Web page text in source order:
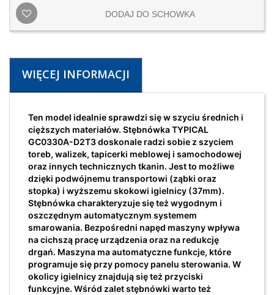
DODAJ DO SCHOWKA
WIĘCEJ INFORMACJI
Ten model idealnie sprawdzi się w szyciu średnich i
cięższych materiałów. Stębnówka TYPICAL
GC0330A-D2T3 doskonale radzi sobie z szyciem
toreb, walizek, tapicerki meblowej i samochodowej
oraz innych technicznych tkanin. Jest to możliwe
dzięki podwójnemu transportowi (ząbki oraz
stopka) i wyższemu skokowi igielnicy (37mm).
Stębnówka charakteryzuje się też wygodnym i
oszczędnym automatycznym systemem
smarowania. Bezpośredni napęd maszyny wpływa
na cichszą pracę urządzenia oraz na redukcję
drgań. Maszyna ma automatyczne funkcje, które
programuje się przy pomocy panelu sterowania. W
okolicy igielnicy znajdują się też przyciski
funkcyjne. Wśród zalet stębnówki warto też